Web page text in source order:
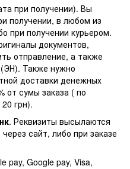
при получении). Вы
получении, в любом из
при получении курьером.
документов,
отправление, а также
Также нужно
доставки денежных
от сумы заказа ( по
грн).
. Реквизиты высылаются
сайт, либо при заказе
pay, Google pay, Visa,